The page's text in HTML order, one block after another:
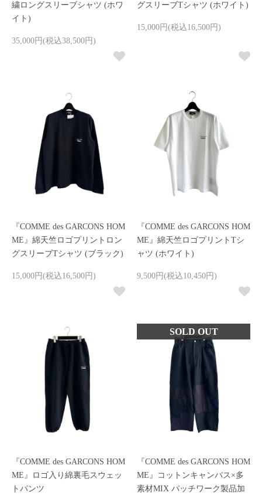
繍ロングスリーブシャツ (ホワ
イト)
35,000円(税込38,500円)
グスリーブTシャツ (ホワイト)
15,000円(税込16,500円)
『COMME des GARCONS HOM
ME』綿天竺ロゴプリントロン
グスリーブTシャツ (ブラック)
15,000円(税込16,500円)
『COMME des GARCONS HOM
ME』綿天竺ロゴプリントTシ
ャツ (ホワイト)
9,500円(税込10,450円)
『COMME des GARCONS HOM
ME』ロゴ入り綿裏毛スウェッ
トパンツ
『COMME des GARCONS HOM
ME』コットンキャンバス×多
素材MIX パッチワーク製品加